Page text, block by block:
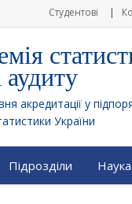
Студентові
аудиту
акредитації у
України
Підрозділи Наука